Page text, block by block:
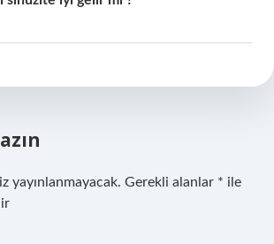
yayınlanmayacak. Gerekli alanlar * ile